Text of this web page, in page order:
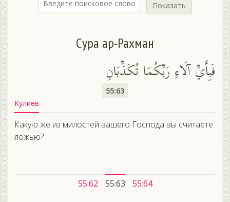
Показать
Сура ар-Рахман
فَبِأَيِّ آلَاءِ رَبِّكُمَا تُكَذِّبَانِ
55:63
Кулиев
Какую же из милостей вашего Господа вы считаете
ложью?
55:62 55:63 55:64